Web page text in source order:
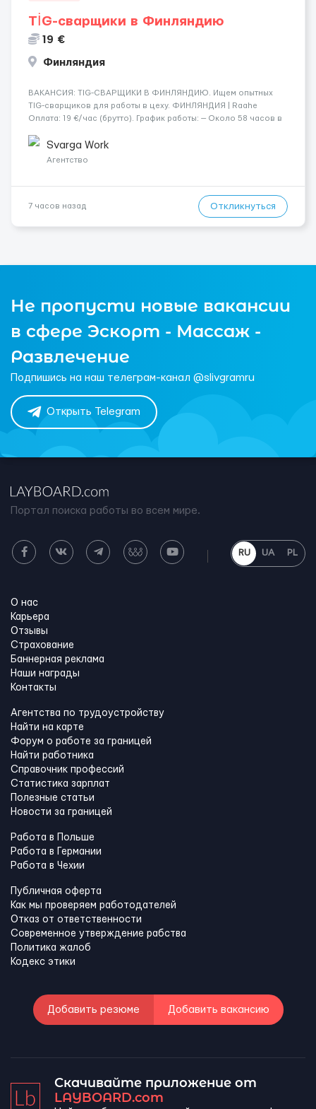
TİG-сварщики в Финляндию
19 €
Финляндия
​​ВАКАНСИЯ: TIG-СВАРЩИКИ В ФИНЛЯНДИЮ. Ищем опытных
TIG-сварщиков для работы в цеху. ФИНЛЯНДИЯ | Raahe
Оплата: 19 €/час (брутто). График работы: — Около 58 часов в
переработки. Дата начала: — Как можно скорее....
Svarga Work
Агентство
7 часов назад Откликнуться
Не пропусти новые вакансии
в сфере Эскорт - Массаж -
Развлечение
Подпишись на наш телеграм-канал @slivgramru
Открыть Telegram
Портал поиска работы во всем мире.
RU UA PL
О нас
Карьера
Отзывы
Страхование
Баннерная реклама
Наши награды
Контакты
Агентства по трудоустройству
Найти на карте
Форум о работе за границей
Найти работника
Справочник профессий
Статистика зарплат
Полезные статьи
Новости за границей
Работа в Польше
Работа в Германии
Работа в Чехии
Публичная оферта
Как мы проверяем работодателей
Отказ от ответственности
Современное утверждение рабства
Политика жалоб
Кодекс этики
Добавить резюме Добавить вакансию
Скачивайте приложение от
LAYBOARD.com